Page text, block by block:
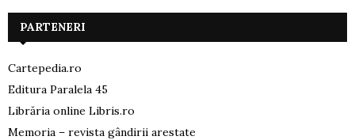
PARTENERI
Cartepedia.ro
Editura Paralela 45
Librăria online Libris.ro
Memoria – revista gândirii arestate